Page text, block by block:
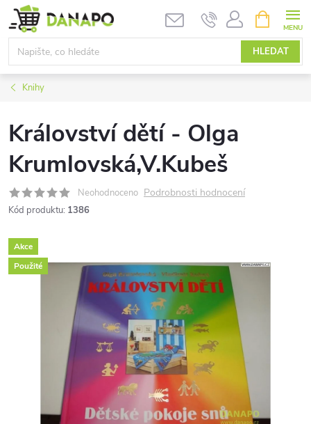
Přejít
na
obsah
HLEDAT
NÁKUPNÍ
KOŠÍK
Knihy
Království dětí - Olga
Krumlovská,V.Kubeš
Neohodnoceno Podrobnosti hodnocení
Kód produktu: 1386
Akce
Použité